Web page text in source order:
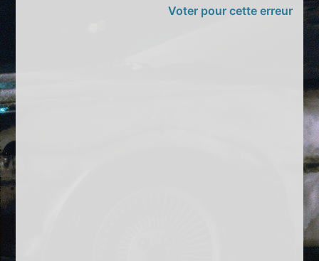
Voter pour cette erreur